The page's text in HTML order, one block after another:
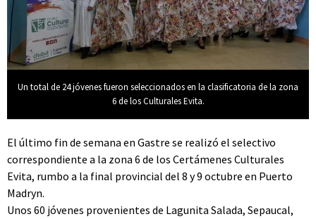
Un total de 24 jóvenes fueron seleccionados en la clasificatoria de la zona
6 de los Culturales Evita.
El último fin de semana en Gastre se realizó el selectivo
correspondiente a la zona 6 de los Certámenes Culturales
Evita, rumbo a la final provincial del 8 y 9 octubre en Puerto
Madryn.
Unos 60 jóvenes provenientes de Lagunita Salada, Sepaucal,